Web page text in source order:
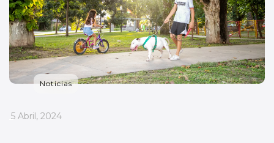
Noticias
_
5 Abril, 2024